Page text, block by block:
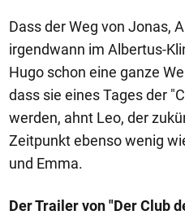
Dass der Weg von Jonas,
irgendwann im Albertus-
Hugo schon eine ganze
dass sie eines Tages der
werden, ahnt Leo, der
Zeitpunkt ebenso wenig
und Emma.
Der Trailer von "Der Club